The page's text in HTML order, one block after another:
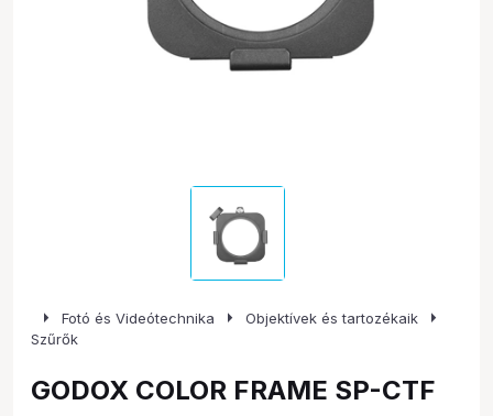
arrow_right Fotó és Videótechnika arrow_right Objektívek és tartozékaik arrow_right
Szűrők
GODOX COLOR FRAME SP-CTF